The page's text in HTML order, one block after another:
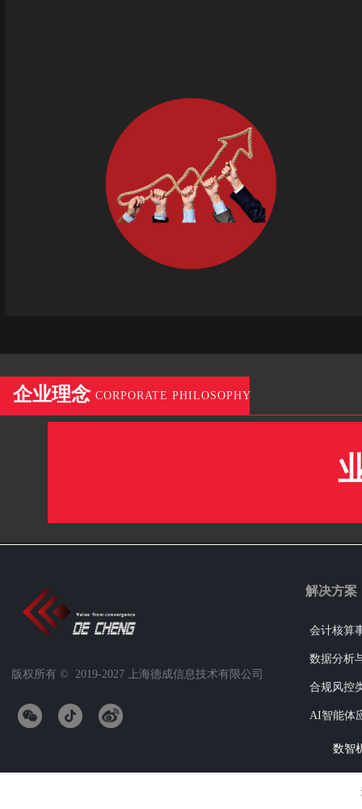
企业理念 CORPORATE PHILOSOPHY
版权所有 ©  2019-2027 上海德成信息技术有限公司
数智
解决方案
会计核算
数据分析
合规风控
AI智能体